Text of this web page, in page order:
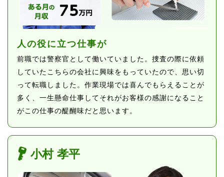
人の役に立つ仕事が
前職では警察官として働いていました。 捜査の際に依頼
していたこちらの会社に興味をもっていたので、思い切
って転職しました。 作業現場では喜んでもらえることが
多く、一生懸命仕事してそれがお客様の感謝になること
がこの仕事の醍醐味だと思います。
小村 孝平